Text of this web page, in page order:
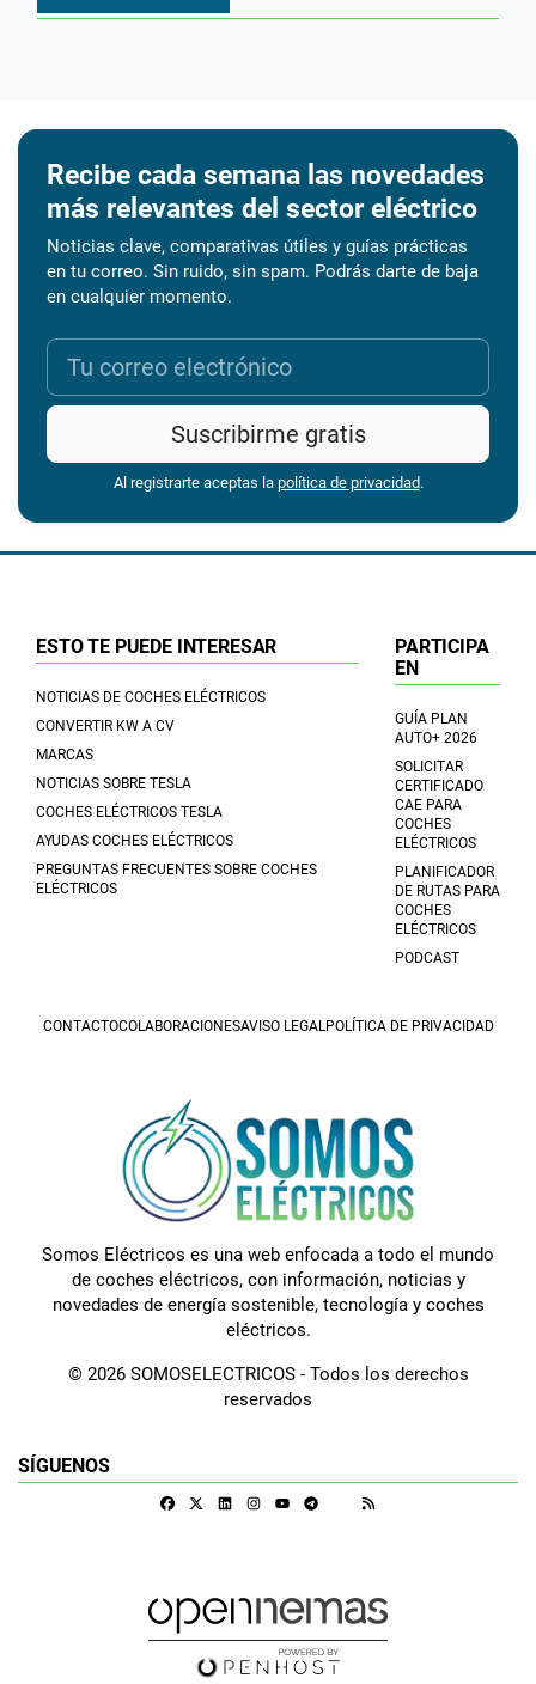
Recibe cada semana las novedades
más relevantes del sector eléctrico
Noticias clave, comparativas útiles y guías prácticas
en tu correo. Sin ruido, sin spam. Podrás darte de baja
en cualquier momento.
Suscribirme gratis
Al registrarte aceptas la política de privacidad.
ESTO TE PUEDE INTERESAR
NOTICIAS DE COCHES ELÉCTRICOS
CONVERTIR KW A CV
MARCAS
NOTICIAS SOBRE TESLA
COCHES ELÉCTRICOS TESLA
AYUDAS COCHES ELÉCTRICOS
PREGUNTAS FRECUENTES SOBRE COCHES
ELÉCTRICOS
PARTICIPA
EN
GUÍA PLAN
AUTO+ 2026
SOLICITAR
CERTIFICADO
CAE PARA
COCHES
ELÉCTRICOS
PLANIFICADOR
DE RUTAS PARA
COCHES
ELÉCTRICOS
PODCAST
CONTACTOCOLABORACIONESAVISO LEGAL POLÍTICA DE PRIVACIDAD
Somos Eléctricos es una web enfocada a todo el mundo
de coches eléctricos, con información, noticias y
novedades de energía sostenible, tecnología y coches
eléctricos.
© 2026 SOMOSELECTRICOS - Todos los derechos
reservados
SÍGUENOS
FacebookLinkedinInstagramTelegram
Google Discover